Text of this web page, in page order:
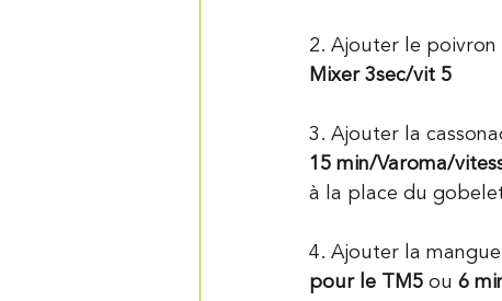
2. Ajouter le poivron
Mixer 3sec/vit 5
3. Ajouter la
15 min/Varoma/
à la place du
4. Ajouter la
pour le TM5 ou 6